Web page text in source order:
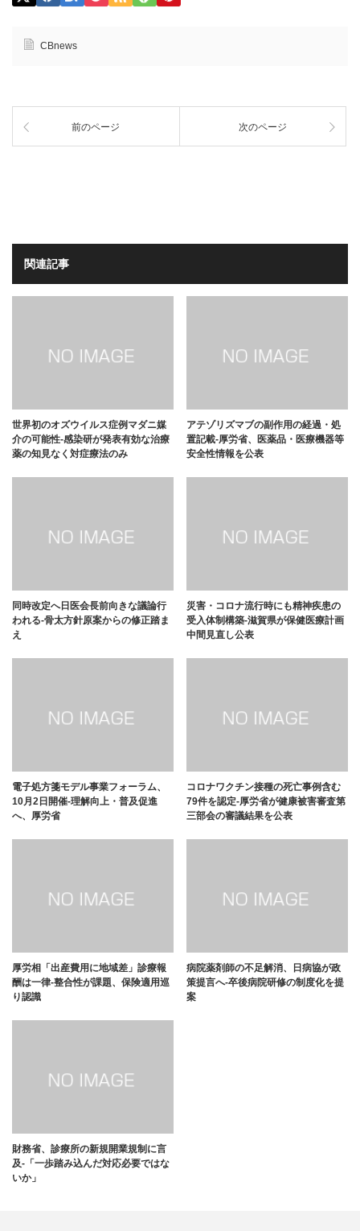
CBnews
前のページ 次のページ
関連記事
世界初のオズウイルス症例マダニ媒
介の可能性-感染研が発表有効な治療
薬の知見なく対症療法のみ
アテゾリズマブの副作用の経過・処
置記載-厚労省、医薬品・医療機器等
安全性情報を公表
同時改定へ日医会長前向きな議論行
われる-骨太方針原案からの修正踏ま
え
災害・コロナ流行時にも精神疾患の
受入体制構築-滋賀県が保健医療計画
中間見直し公表
電子処方箋モデル事業フォーラム、
10月2日開催-理解向上・普及促進
へ、厚労省
コロナワクチン接種の死亡事例含む
79件を認定-厚労省が健康被害審査第
三部会の審議結果を公表
厚労相「出産費用に地域差」診療報
酬は一律-整合性が課題、保険適用巡
り認識
病院薬剤師の不足解消、日病協が政
策提言へ-卒後病院研修の制度化を提
案
財務省、診療所の新規開業規制に言
及-「一歩踏み込んだ対応必要ではな
いか」